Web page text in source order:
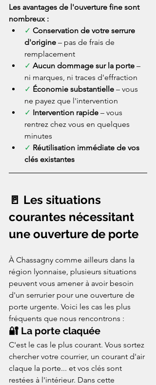
Les avantages de l'ouverture fine sont
nombreux :
✓ Conservation de votre serrure
d'origine – pas de frais de
remplacement
✓ Aucun dommage sur la porte –
ni marques, ni traces d'effraction
✓ Économie substantielle – vous
ne payez que l'intervention
✓ Intervention rapide – vous
rentrez chez vous en quelques
minutes
✓ Réutilisation immédiate de vos
clés existantes
🚪 Les situations
courantes nécessitant
une ouverture de porte
À Chassagny comme ailleurs dans la
région lyonnaise, plusieurs situations
peuvent vous amener à avoir besoin
d'un serrurier pour une ouverture de
porte urgente. Voici les cas les plus
fréquents que nous rencontrons :
🔐 La porte claquée
C'est le cas le plus courant. Vous sortez
chercher votre courrier, un courant d'air
claque la porte... et vos clés sont
restées à l'intérieur. Dans cette